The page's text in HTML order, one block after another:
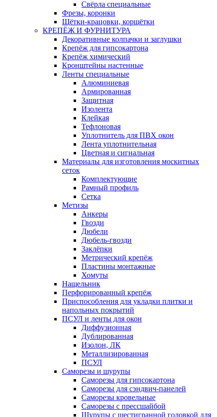
Свёрла специальные
Фрезы, коронки
Щётки-крацовки, корщётки
КРЕПЁЖ И ФУРНИТУРА
Декоративные колпачки и заглушки
Крепёж для гипсокартона
Крепёж химический
Кронштейны настенные
Ленты специальные
Алюминиевая
Армированная
Защитная
Изолента
Клейкая
Тефлоновая
Уплотнитель для ПВХ окон
Лента уплотнительная
Цветная и сигнальная
Материалы для изготовления москитных
сеток
Комплектующие
Рамный профиль
Сетка
Метизы
Анкеры
Гвозди
Дюбели
Дюбель-гвозди
Заклёпки
Метрический крепёж
Пластины монтажные
Хомуты
Нащельник
Перфорированный крепёж
Приспособления для укладки плитки и
напольных покрытий
ПСУЛ и ленты для окон
Диффузионная
Дублированная
Изолон, ЛК
Металлизированная
ПСУЛ
Саморезы и шурупы
Саморезы для гипсокартона
Саморезы для сэндвич-панелей
Саморезы кровельные
Саморезы с прессшайбой
Шурупы с шестигранной головкой для